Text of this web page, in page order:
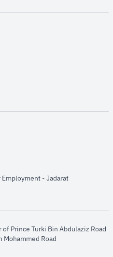
in new window
- Jadaratopens in new
Prince Turki Bin Abdulaziz Road
Mohammed Road​